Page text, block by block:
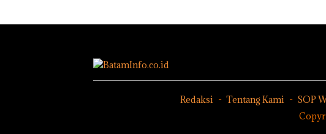
Redaksi Tentang Kami SOP